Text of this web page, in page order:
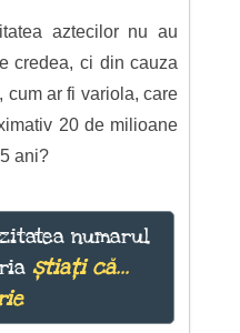
aztecilor nu au
credea, ci din cauza
cum ar fi variola, care
20 de milioane
ani?
numarul
știați că...